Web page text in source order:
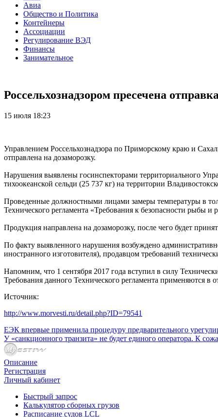
Авиа
Общество и Политика
Контейнеры
Ассоциации
Регулирование ВЭД
Финансы
Занимательное
Россельхознадзором пресечена
15 июля 18:23
Управлением Россельхознадзора по Приморскому краю и
отправлена на дозаморозку.
Нарушения выявлены госинспекторами территориального
тихоокеанской сельди (25 737 кг) на территории
Проведенные должностными лицами замеры температуры в
Технического регламента «Требования к безопасности
Продукция направлена на дозаморозку, после чего будет
По факту выявленного нарушения возбуждено
иностранного изготовителя), продавцом требований
Напомним, что 1 сентября 2017 года вступил в силу
Требования данного Технического регламента применяются
Источник:
http://www.morvesti.ru/detail.php?ID=79541
ЕЭК впервые применила процедуру предварительного
У «санкционного транзита» не будет единого оператора. К
Описание
Регистрация
Личный кабинет
Быстрый запрос
Калькулятор сборных грузов
Расписание судов LCL